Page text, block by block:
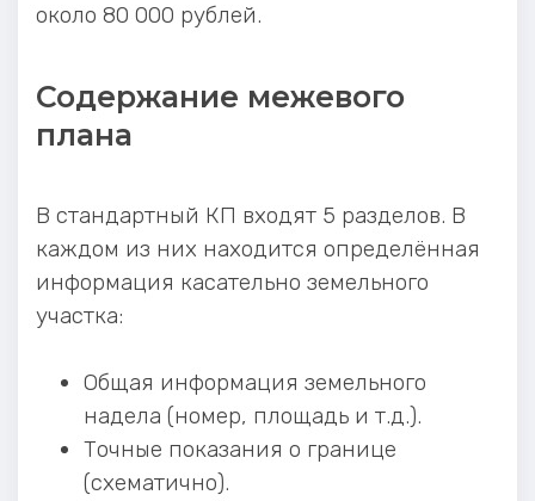
около 80 000 рублей.
Содержание межевого
плана
В стандартный КП входят 5 разделов. В
каждом из них находится определённая
информация касательно земельного
участка:
Общая информация земельного
надела (номер, площадь и т.д.).
Точные показания о границе
(схематично).